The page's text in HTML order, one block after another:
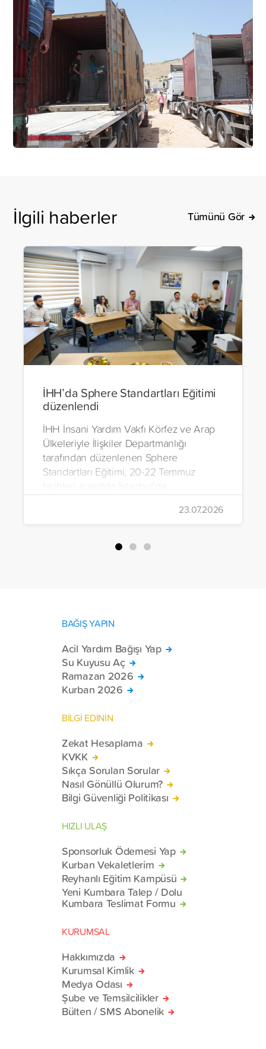
İlgili haberler Tümünü Gör
İHH’da Sphere Standartları Eğitimi
düzenlendi
İHH İnsani Yardım Vakfı Körfez ve Arap
Ülkeleriyle İlişkiler Departmanlığı
tarafından düzenlenen Sphere
Standartları Eğitimi, 20-22 Temmuz
gerçekleştirildi.
23.07.2026
BAĞIŞ YAPIN
Acil Yardım Bağışı Yap
Su Kuyusu Aç
Ramazan 2026
Kurban 2026
BİLGİ EDİNİN
Zekat Hesaplama
KVKK
Sıkça Sorulan Sorular
Nasıl Gönüllü Olurum?
Bilgi Güvenliği Politikası
HIZLI ULAŞ
Sponsorluk Ödemesi Yap
Kurban Vekaletlerim
Reyhanlı Eğitim Kampüsü
Yeni Kumbara Talep / Dolu
Kumbara Teslimat Formu
KURUMSAL
Hakkımızda
Kurumsal Kimlik
Medya Odası
Şube ve Temsilcilikler
Bülten / SMS Abonelik